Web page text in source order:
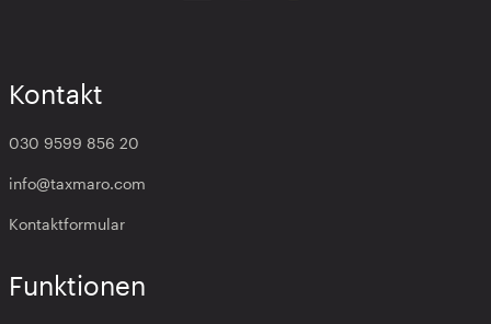
Kontakt
030 9599 856 20
info@taxmaro.com
Kontaktformular
Funktionen